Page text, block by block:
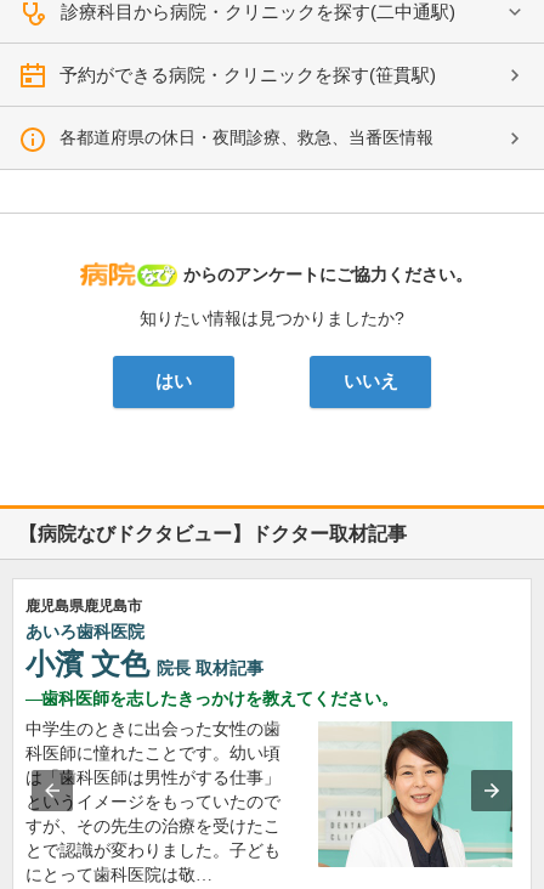
診療科目から病院・クリニックを探す(二中通駅)
予約ができる病院・クリニックを探す(笹貫駅)
各都道府県の休日・夜間診療、救急、当番医情報
病院なび
からのアンケートにご協力ください。
知りたい情報は見つかりましたか?
はい いいえ
【病院なびドクタビュー】ドクター取材記事
鹿児島県鹿児島市
あいろ歯科医院
小濱 文色 院長 取材記事
歯科医師を志したきっかけを教えてください。
中学生のときに出会った女性の歯
科医師に憧れたことです。幼い頃
は「歯科医師は男性がする仕事」
というイメージをもっていたので
すが、その先生の治療を受けたこ
とで認識が変わりました。子ども
にとって歯科医院は敬…